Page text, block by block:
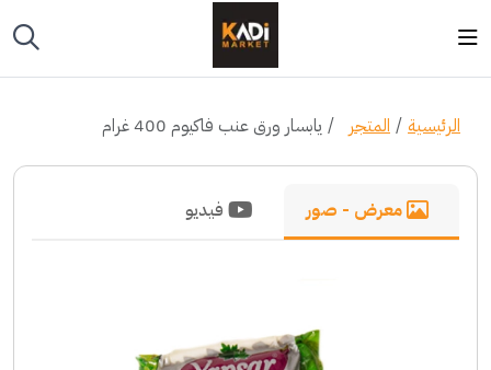
الرئيسية المتجر يابسار ورق عنب فاكيوم 400 غرام
معرض - صور فيديو